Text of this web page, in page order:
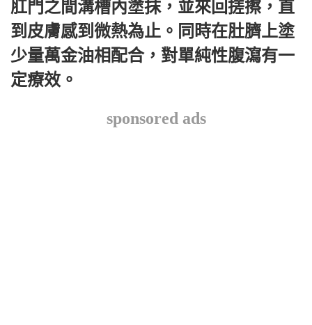
肛門之間溝槽內塗抹，並來回搓擦，直
到皮膚感到微熱為止。同時在肚臍上塗
少量萬金油相配合，對單純性腹瀉有一
定療效。
sponsored ads